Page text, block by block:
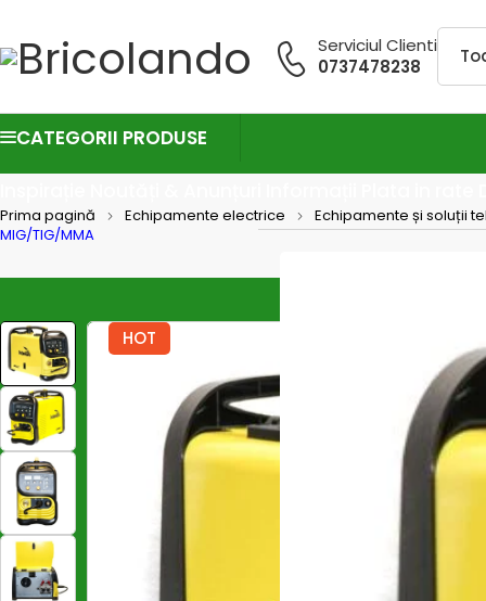
Serviciul Clienti
0737478238
CATEGORII PRODUSE
Prima pagină Echipamente electrice Echipamente și soluții
MIG/TIG/MMA
HOT